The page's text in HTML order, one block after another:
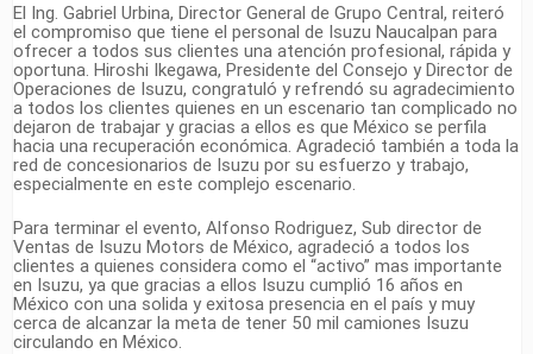
El Ing. Gabriel Urbina, Director General de Grupo Central, reiteró
el compromiso que tiene el personal de Isuzu Naucalpan para
ofrecer a todos sus clientes una atención profesional, rápida y
oportuna. Hiroshi Ikegawa, Presidente del Consejo y Director de
Operaciones de Isuzu, congratuló y refrendó su agradecimiento
a todos los clientes quienes en un escenario tan complicado no
dejaron de trabajar y gracias a ellos es que México se perfila
hacia una recuperación económica. Agradeció también a toda la
red de concesionarios de Isuzu por su esfuerzo y trabajo,
especialmente en este complejo escenario.
Para terminar el evento, Alfonso Rodriguez, Sub director de
Ventas de Isuzu Motors de México, agradeció a todos los
clientes a quienes considera como el “activo” mas importante
en Isuzu, ya que gracias a ellos Isuzu cumplió 16 años en
México con una solida y exitosa presencia en el país y muy
cerca de alcanzar la meta de tener 50 mil camiones Isuzu
circulando en México.